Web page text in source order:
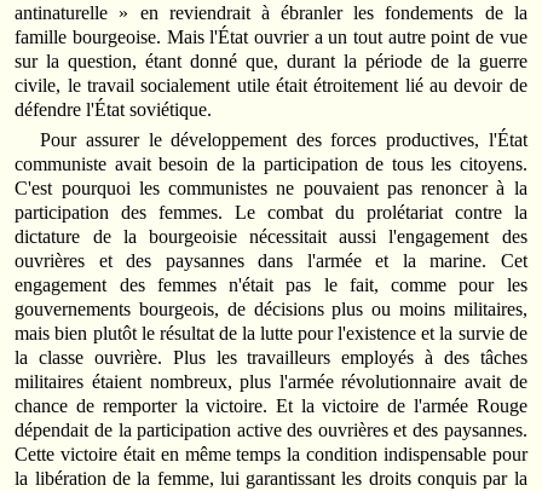
antinaturelle » en reviendrait à ébranler les fondements de la
famille bourgeoise. Mais l'État ouvrier a un tout autre point de vue
sur la question, étant donné que, durant la période de la guerre
civile, le travail socialement utile était étroitement lié au devoir de
défendre l'État soviétique.
Pour assurer le développement des forces productives, l'État
communiste avait besoin de la participation de tous les citoyens.
C'est pourquoi les communistes ne pouvaient pas renoncer à la
participation des femmes. Le combat du prolétariat contre la
dictature de la bourgeoisie nécessitait aussi l'engagement des
ouvrières et des paysannes dans l'armée et la marine. Cet
engagement des femmes n'était pas le fait, comme pour les
gouvernements bourgeois, de décisions plus ou moins militaires,
mais bien plutôt le résultat de la lutte pour l'existence et la survie de
la classe ouvrière. Plus les travailleurs employés à des tâches
militaires étaient nombreux, plus l'armée révolutionnaire avait de
chance de remporter la victoire. Et la victoire de l'armée Rouge
dépendait de la participation active des ouvrières et des paysannes.
Cette victoire était en même temps la condition indispensable pour
la libération de la femme, lui garantissant les droits conquis par la